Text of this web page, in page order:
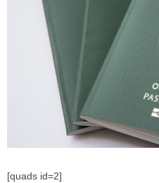
[quads id=2]